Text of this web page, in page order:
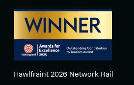
Hawlfraint 2026 Network Rail